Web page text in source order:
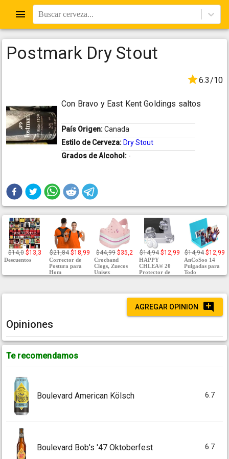
Buscar cerveza...
Postmark Dry Stout
6.3/10
Con Bravo y East Kent Goldings saltos
País Origen:Canada
Estilo de Cerveza: Dry Stout
Grados de Alcohol: -
$14,0 $13,3
Descuentos
$21,84 $18,99
Corrector de
Postura para
Hom
$44,99 $35,2
Crocband
Clogs, Zuecos
Unisex
$14,94 $12,99
HAPPY
CHLEA® 20
Protector de
$14,94 $12,99
AnCoSoo 14
Pulgadas para
Todo
AGREGAR OPINION
Opiniones
Te recomendamos
Boulevard American Kölsch 6.7
Boulevard Bob's '47 Oktoberfest 6.7